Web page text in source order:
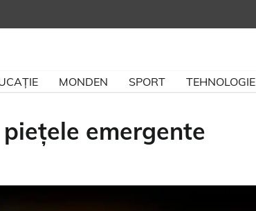
MONDEN SPORT TEHNOLOGIE
emergente